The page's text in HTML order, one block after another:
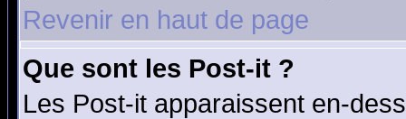
Revenir en haut de page
Que sont les Post-it ?
Les Post-it apparaissent en-